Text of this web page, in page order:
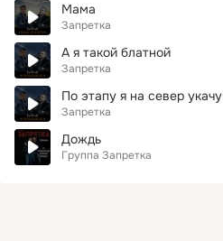
Мама
Запретка
А я такой блатной
Запретка
По этапу я на север укачу
Запретка
Дождь
Группа Запретка